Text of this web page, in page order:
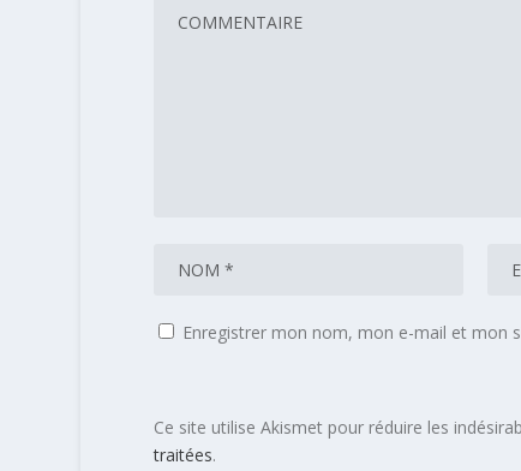
Enregistrer mon nom, mon e-mail et mon
Ce site utilise Akismet pour réduire les
traitées.